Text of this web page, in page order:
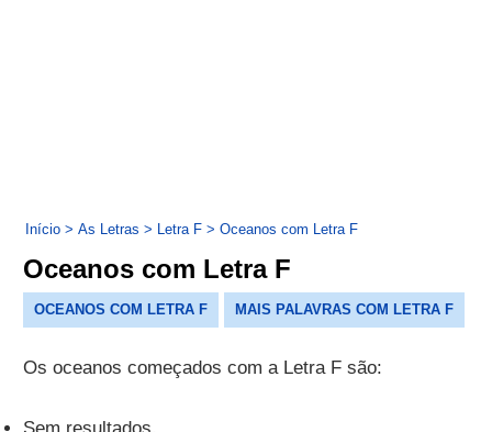
Início > As Letras > Letra F > Oceanos com Letra F
Oceanos com Letra F
OCEANOS COM LETRA F MAIS PALAVRAS COM LETRA F
Os oceanos começados com a Letra F são:
Sem resultados.